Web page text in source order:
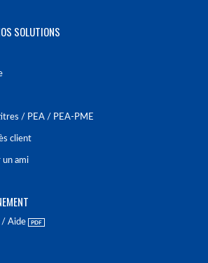
SOLUTIONS
/ PEA / PEA-PME
client
un ami
/ Aide